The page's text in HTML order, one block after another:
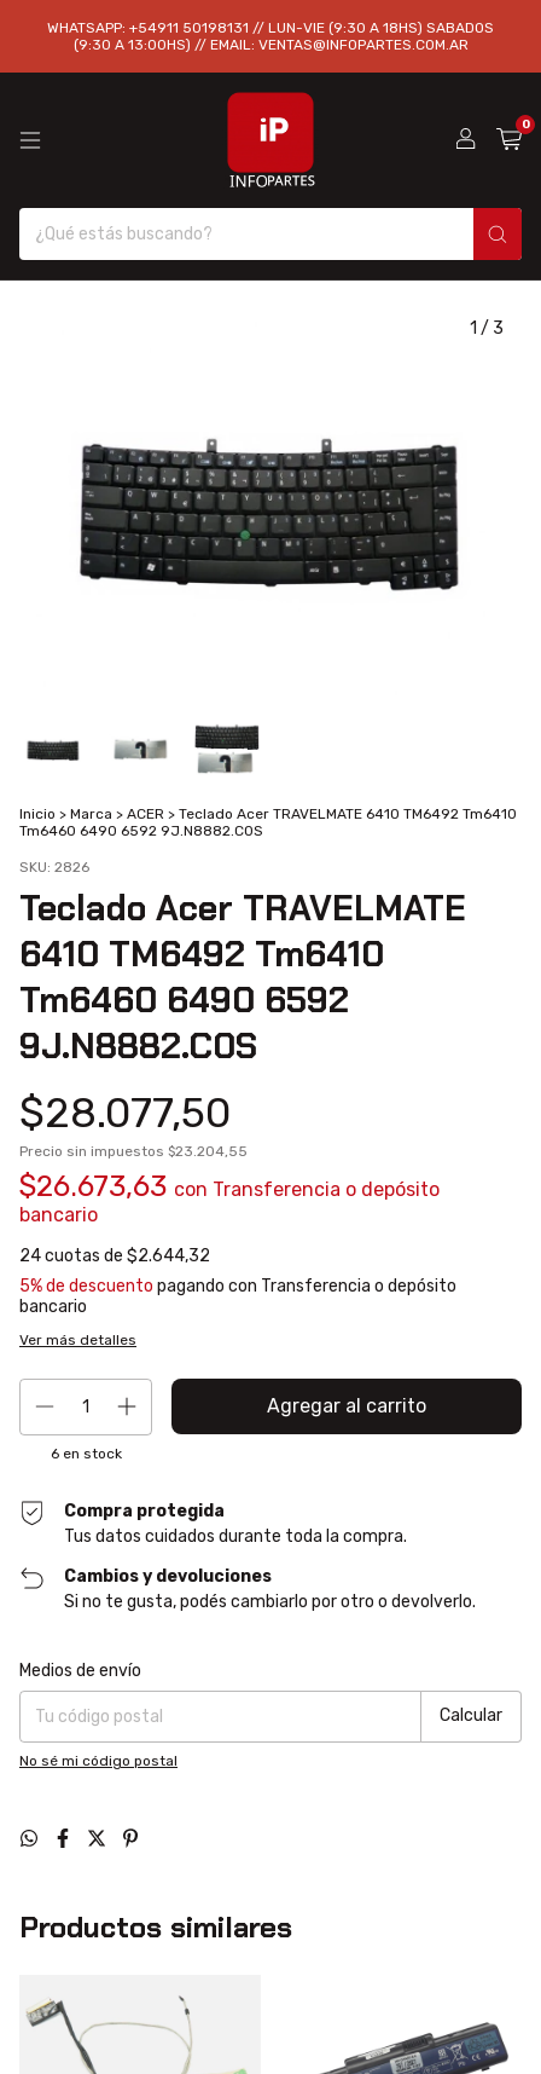
WHATSAPP: +54911 50198131 // LUN-VIE (9:30 A 18HS) SABADOS
(9:30 A 13:00HS) // EMAIL: VENTAS@INFOPARTES.COM.AR
0
1 / 3
Inicio > Marca > ACER > Teclado Acer TRAVELMATE 6410 TM6492 Tm6410
Tm6460 6490 6592 9J.N8882.C0S
SKU: 2826
Teclado Acer TRAVELMATE
6410 TM6492 Tm6410
Tm6460 6490 6592
9J.N8882.C0S
$28.077,50
Precio sin impuestos $23.204,55
$26.673,63 con Transferencia o depósito
bancario
24cuotas de $2.644,32
5% de descuento pagando con Transferencia o depósito
bancario
Ver más detalles
6en stock
Compra protegida
Tus datos cuidados durante toda la compra.
Cambios y devoluciones
Si no te gusta, podés cambiarlo por otro o devolverlo.
Entregas para el CP:
Medios de envío
Calcular
No sé mi código postal
Productos similares